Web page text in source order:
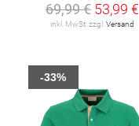
69,99 € 53,99 €
inkl. MwSt. zzgl. Versand
-33%